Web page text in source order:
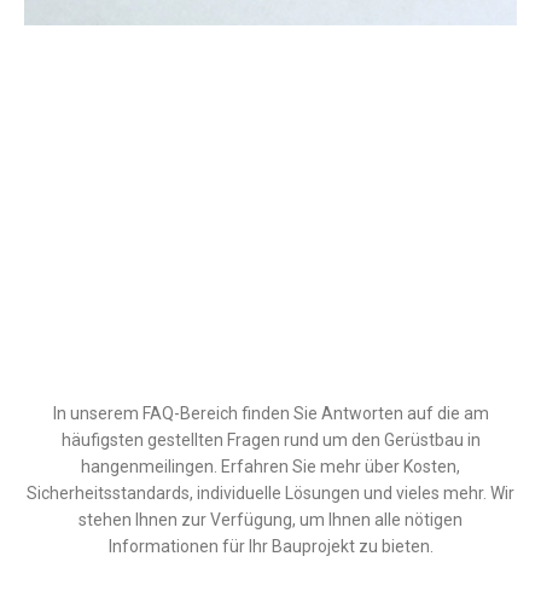
In unserem FAQ-Bereich finden Sie Antworten auf die am
häufigsten gestellten Fragen rund um den Gerüstbau in
hangenmeilingen. Erfahren Sie mehr über Kosten,
Sicherheitsstandards, individuelle Lösungen und vieles mehr. Wir
stehen Ihnen zur Verfügung, um Ihnen alle nötigen
Informationen für Ihr Bauprojekt zu bieten.